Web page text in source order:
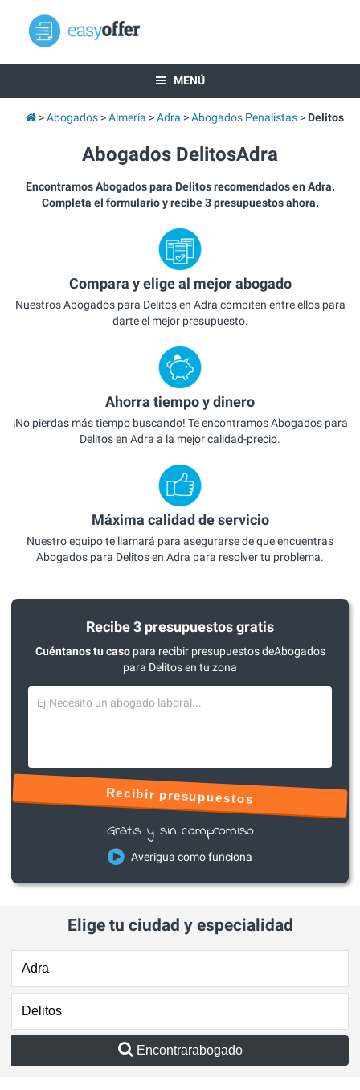
MENÚ
Abogados Almería Adra Abogados Penalistas Delitos
Abogados DelitosAdra
Encontramos Abogados para Delitos recomendados en Adra.
Completa el formulario y recibe 3 presupuestos ahora.
Compara y elige al mejor abogado
Nuestros Abogados para Delitos en Adra compiten entre ellos para
darte el mejor presupuesto.
Ahorra tiempo y dinero
¡No pierdas más tiempo buscando! Te encontramos Abogados para
Delitos en Adra a la mejor calidad-precio.
Máxima calidad de servicio
Nuestro equipo te llamará para asegurarse de que encuentras
Abogados para Delitos en Adra para resolver tu problema.
Recibe 3 presupuestos gratis
Cuéntanos tu casopara recibir presupuestos deAbogados
para Delitos en tu zona
Recibir presupuestos
Gratis y sin compromiso
Averigua como funciona
Elige tu ciudad y especialidad
Encontrarabogado